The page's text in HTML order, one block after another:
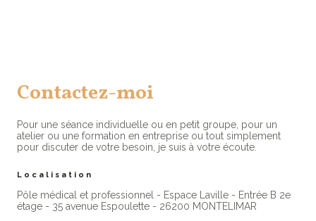
Contactez-moi
Pour une séance individuelle ou en petit groupe, pour un
atelier ou une formation en entreprise ou tout simplement
pour discuter de votre besoin, je suis à votre écoute.
Localisation
Pôle médical et professionnel - Espace Laville - Entrée B 2e
étage - 35 avenue Espoulette - 26200 MONTELIMAR